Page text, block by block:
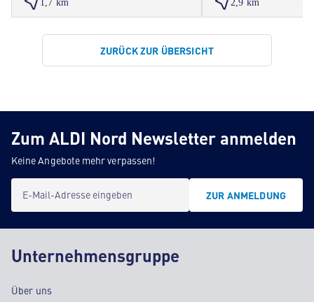
1,7 km 2,9 km
ZURÜCK ZUR ÜBERSICHT
Zum ALDI Nord Newsletter anmelden
Keine Angebote mehr verpassen!
E-Mail-Adresse eingeben ZUR ANMELDUNG
Unternehmensgruppe
Über uns